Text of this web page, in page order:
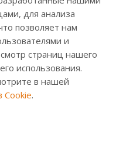
для анализа
позволяет нам
и
страниц нашего
использования.
в нашей
.